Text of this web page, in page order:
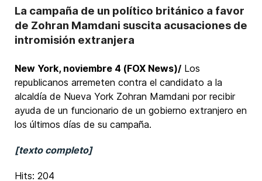
La campaña de un político británico a favor
de Zohran Mamdani suscita acusaciones de
intromisión extranjera
New York, noviembre 4 (FOX News)/ Los
republicanos arremeten contra el candidato a la
alcaldía de Nueva York Zohran Mamdani por recibir
ayuda de un funcionario de un gobierno extranjero en
los últimos días de su campaña.
[texto completo]
Hits: 204